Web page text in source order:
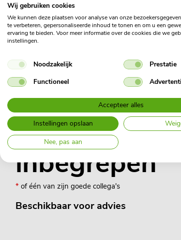
Ook Richard*
inbegrepen
* of één van zijn goede collega's
Beschikbaar voor advies
Wij gebruiken cookies
We kunnen deze plaatsen voor analyse van onze
te verbeteren, gepersonaliseerde inhoud te tonen en om u een
ervaring te bieden. Voor meer informatie over de cookies die we
instellingen.
Noodzakelijk
Prestatie
Functioneel
Accepteer alles
Instellingen opslaan
Nee, pas aan